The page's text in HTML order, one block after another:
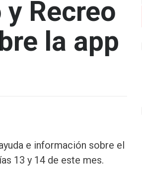
Recreo
la app
e información sobre el
13 y 14 de este mes.